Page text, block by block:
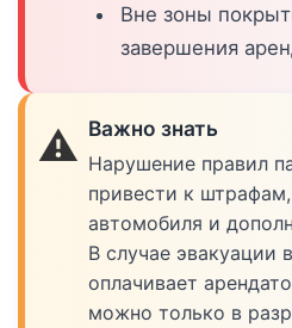
Вне зоны
завершения
⚠️ Важно знать
Нарушение правил
привести к
автомобиля и
В случае эвакуации
оплачивает
можно только в